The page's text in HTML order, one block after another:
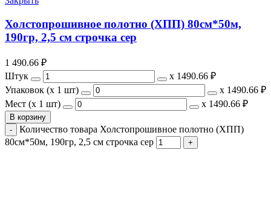
Холстопрошивное полотно (ХПП) 80см*50м,
190гр, 2,5 см строчка сер
1 490.66 ₽
Штук
х 1490.66 ₽
Упаковок (x 1 шт)
х 1490.66 ₽
Мест (x 1 шт)
х 1490.66 ₽
В корзину
Количество товара Холстопрошивное полотно (ХПП)
80см*50м, 190гр, 2,5 см строчка сер